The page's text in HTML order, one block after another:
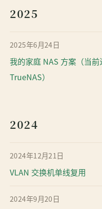
2025
2025年6月24日
我的家庭 NAS 方案（当前
TrueNAS）
2024
2024年12月21日
VLAN 交换机单线复用
2024年9月20日